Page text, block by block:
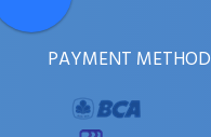
PAYMENT METHOD